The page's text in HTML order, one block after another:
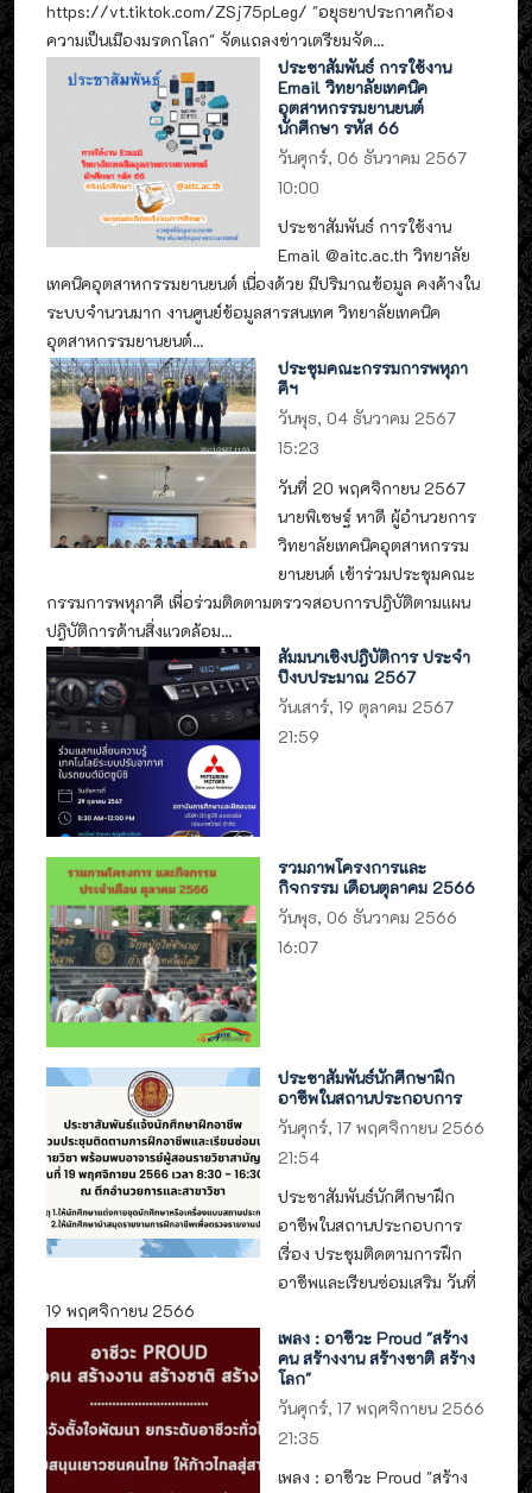
https://vt.tiktok.com/ZSj75pLeg/ "อยุธยาประกาศก้อง
ความเป็นเมืองมรดกโลก" จัดแถลงข่าวเตรียมจัด...
ประชาสัมพันธ์ การใช้งาน
Email วิทยาลัยเทคนิค
อุตสาหกรรมยานยนต์
นักศึกษา รหัส 66
วันศุกร์, 06 ธันวาคม 2567
10:00
ประชาสัมพันธ์ การใช้งาน
Email @aitc.ac.th วิทยาลัย
เทคนิคอุตสาหกรรมยานยนต์ เนื่องด้วย มีปริมาณข้อมูล คงค้างใน
ระบบจำนวนมาก งานศูนย์ข้อมูลสารสนเทศ วิทยาลัยเทคนิค
อุตสาหกรรมยานยนต์...
ประชุมคณะกรรมการพหุภา
คีฯ
วันพุธ, 04 ธันวาคม 2567
15:23
วันที่ 20 พฤศจิกายน 2567
นายพิเชษฐ์ หาดี ผู้อำนวยการ
วิทยาลัยเทคนิคอุตสาหกรรม
ยานยนต์ เข้าร่วมประชุมคณะ
กรรมการพหุภาคี เพื่อร่วมติดตามตรวจสอบการปฎิบัติตามแผน
ปฎิบัติการด้านสิ่งแวดล้อม...
สัมมนาเชิงปฎิบัติการ ประจำ
ปีงบประมาณ 2567
วันเสาร์, 19 ตุลาคม 2567
21:59
รวมภาพโครงการและ
กิจกรรม เดือนตุลาคม 2566
วันพุธ, 06 ธันวาคม 2566
16:07
ประชาสัมพันธ์นักศึกษาฝึก
อาชีพในสถานประกอบการ
วันศุกร์, 17 พฤศจิกายน 2566
21:54
ประชาสัมพันธ์นักศึกษาฝึก
อาชีพในสถานประกอบการ
เรื่อง ประชุมติดตามการฝึก
อาชีพและเรียนซ่อมเสริม วันที่
19 พฤศจิกายน 2566
เพลง : อาชีวะ Proud "สร้าง
คน สร้างงาน สร้างชาติ สร้าง
โลก"
วันศุกร์, 17 พฤศจิกายน 2566
21:35
เพลง : อาชีวะ Proud "สร้าง